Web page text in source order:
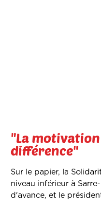
"La
différence"
Sur le papier, la
niveau inférieur à
d'avance, et le